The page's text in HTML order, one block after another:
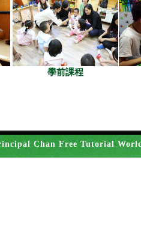
學前課程
Chan Free Tutorial